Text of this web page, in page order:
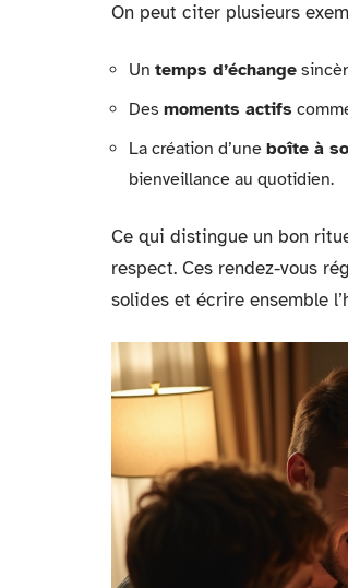
On peut citer plusieurs
Un temps d’échange
Des moments actifs
La création d’une boîte à
bienveillance au quotidien.
Ce qui distingue un bon
respect. Ces rendez-vous
solides et écrire ensemble